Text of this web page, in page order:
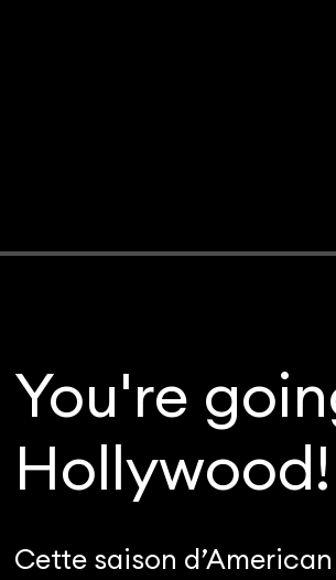
You're
Hollywood!
Cette saison